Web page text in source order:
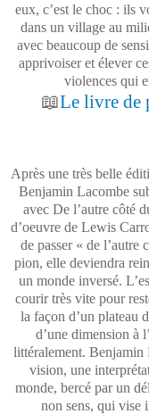
eux, c’est le choc : ils
dans un village au
avec beaucoup de
apprivoiser et élever
violences qui
📖Le livre de
Après une très belle
Benjamin Lacombe
avec De l’autre côté
d’oeuvre de Lewis
de passer « de l’autre
pion, elle deviendra
un monde inversé.
courir très vite pour
la façon d’un plateau
d’une dimension à
littéralement. Benjamin
vision, une
monde, bercé par un
non sens, qui vise